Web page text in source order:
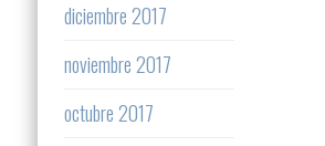
diciembre 2017
noviembre 2017
octubre 2017